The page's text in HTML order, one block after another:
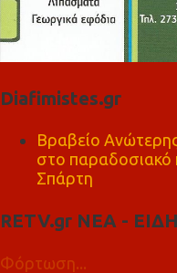
Diafimistes.gr
Βραβείο
στο
Σπάρτη
RETV.gr ΝΕΑ -
Φόρτωση...